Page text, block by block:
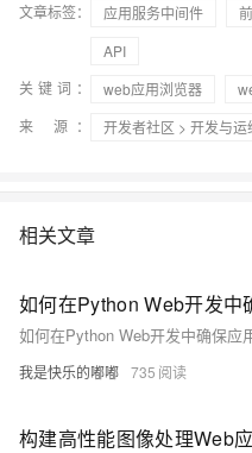
文章标签： 应用服务中间件
API
关键词：
web应用浏览器
来 源：
开发者社区 > 开发与运
相关文章
如何在Python Web开发中
如何在Python Web开发中确保应
我是快乐的嘟嘟 735